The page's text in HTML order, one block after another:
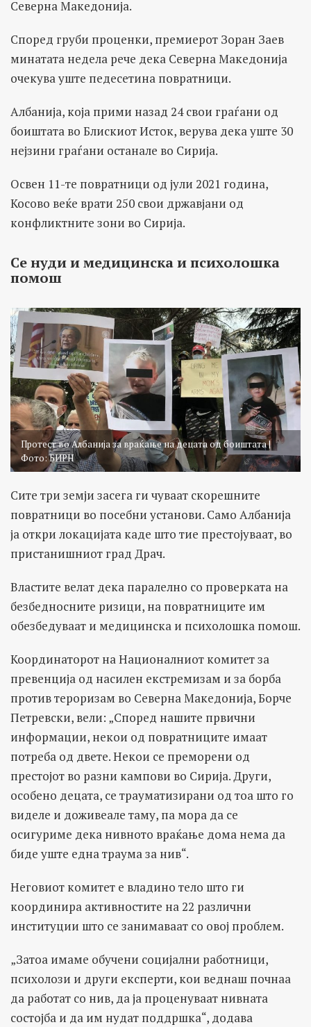
Северна Македонија.
Според груби проценки, премиерот Зоран Заев
минатата недела рече дека Северна Македонија
очекува уште педесетина повратници.
Албанија, која прими назад 24 свои граѓани од
боиштата во Блискиот Исток, верува дека уште 30
нејзини граѓани останале во Сирија.
Освен 11-те повратници од јули 2021 година,
Косово веќе врати 250 свои државјани од
конфликтните зони во Сирија.
Се нуди и медицинска и психолошка
помош
Протест во Албанија за враќање на децата од боиштата |
Фото: БИРН
Сите три земји засега ги чуваат скорешните
повратници во посебни установи. Само Албанија
ја откри локацијата каде што тие престојуваат, во
пристанишниот град Драч.
Властите велат дека паралелно со проверката на
безбедносните ризици, на повратниците им
обезбедуваат и медицинска и психолошка помош.
Координаторот на Националниот комитет за
превенција од насилен екстремизам и за борба
против тероризам во Северна Македонија, Борче
Петревски, вели: „Според нашите првични
информации, некои од повратниците имаат
потреба од двете. Некои се преморени од
престојот во разни кампови во Сирија. Други,
особено децата, се трауматизирани од тоа што го
виделе и доживеале таму, па мора да се
осигуриме дека нивното враќање дома нема да
биде уште една траума за нив“.
Неговиот комитет е владино тело што ги
координира активностите на 22 различни
институции што се занимаваат со овој проблем.
„Затоа имаме обучени социјални работници,
психолози и други експерти, кои веднаш почнаа
да работат со нив, да ја проценуваат нивната
состојба и да им нудат поддршка“, додава